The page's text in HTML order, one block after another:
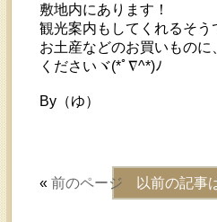
敷地内にあります！
観光案内もしてくれるそう
お土産などのお買いものに
くださいヾ(*ﾟ∇^*)ﾉ
By（ゆ）
« 前のページ 以前の記事